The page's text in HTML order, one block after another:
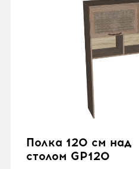
Полка 120 см над
столом GP120